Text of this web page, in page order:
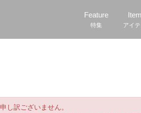
Feature
特集
Item
アイテ
申し訳ございません。